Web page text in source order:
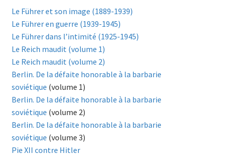
Le Führer et son image (1889-1939)
Le Führer en guerre (1939-1945)
Le Führer dans l’intimité (1925-1945)
Le Reich maudit (volume 1)
Le Reich maudit (volume 2)
Berlin. De la défaite honorable à la barbarie
soviétique (volume 1)
Berlin. De la défaite honorable à la barbarie
soviétique (volume 2)
Berlin. De la défaite honorable à la barbarie
soviétique (volume 3)
Pie XII contre Hitler